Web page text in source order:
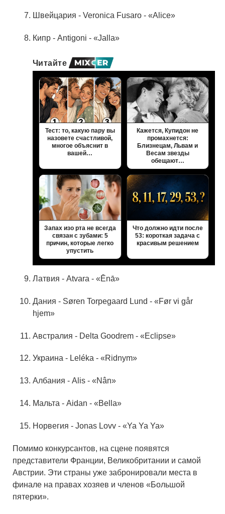
Швейцария - Veronica Fusaro - «Alice»
Кипр - Antigoni - «Jalla»
Читайте
Тест: то, какую пару вы
назовете счастливой,
многое объяснит в
вашей…
Кажется, Купидон не
промахнется:
Близнецам, Львам и
Весам звезды
обещают…
Запах изо рта не всегда
связан с зубами: 5
причин, которые легко
упустить
Что должно идти после
53: короткая задача с
красивым решением
Латвия - Atvara - «Ēnā»
Дания - Søren Torpegaard Lund - «Før vi går
hjem»
Австралия - Delta Goodrem - «Eclipse»
Украина - Leléka - «Ridnym»
Албания - Alis - «Nân»
Мальта - Aidan - «Bella»
Норвегия - Jonas Lovv - «Ya Ya Ya»
Помимо конкурсантов, на сцене появятся
представители Франции, Великобритании и самой
Австрии. Эти страны уже забронировали места в
финале на правах хозяев и членов «Большой
пятерки».